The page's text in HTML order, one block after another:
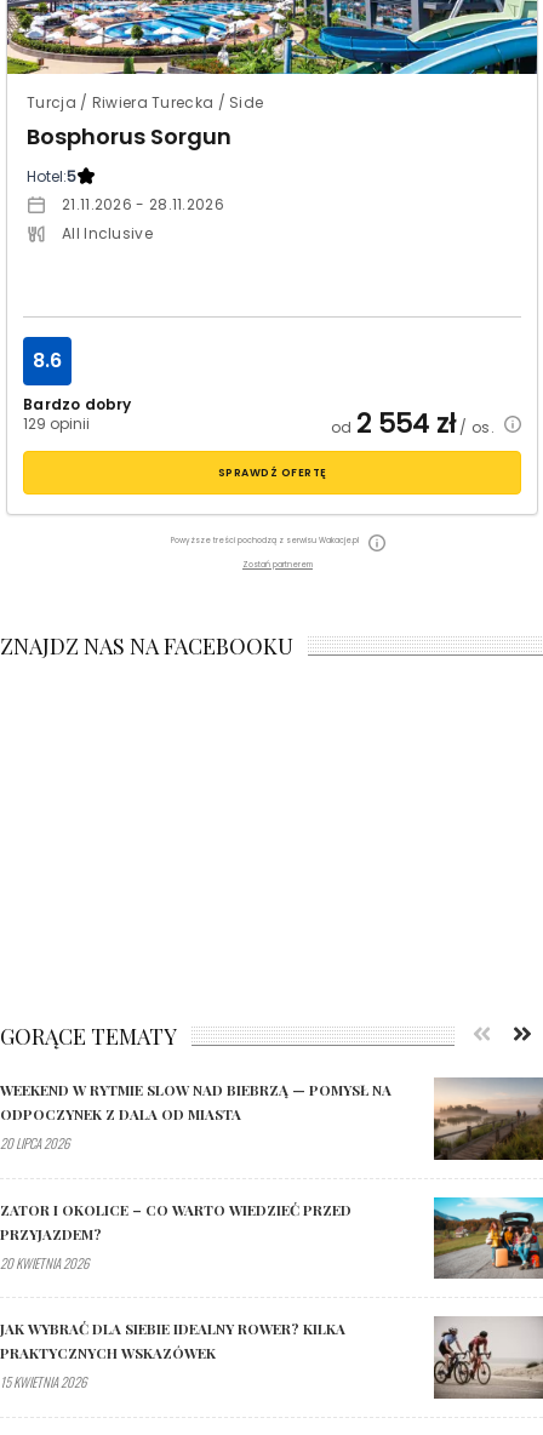
Turcja / Riwiera Turecka / Side
Bosphorus Sorgun
Hotel:5
21.11.2026 - 28.11.2026
All Inclusive
Bardzo dobry
129 opinii
8.6
od 2 554 zł/ os.
SPRAWDŹ OFERTĘ
Powyższe treści pochodzą z serwisu Wakacje.pl
Zostań partnerem
ZNAJDZ NAS NA FACEBOOKU
GORĄCE TEMATY
WEEKEND W RYTMIE SLOW NAD BIEBRZĄ — POMYSŁ NA
ODPOCZYNEK Z DALA OD MIASTA
20 LIPCA 2026
ZATOR I OKOLICE – CO WARTO WIEDZIEĆ PRZED
PRZYJAZDEM?
20 KWIETNIA 2026
JAK WYBRAĆ DLA SIEBIE IDEALNY ROWER? KILKA
PRAKTYCZNYCH WSKAZÓWEK
15 KWIETNIA 2026